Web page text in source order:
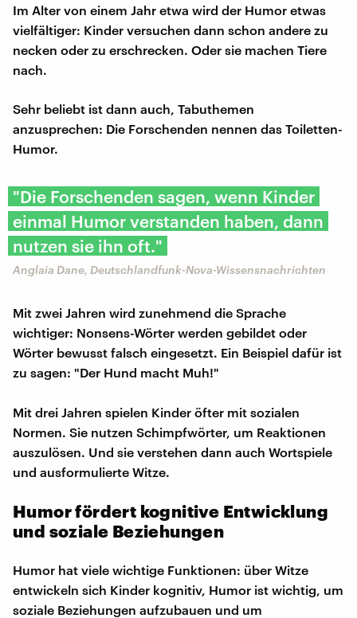
Im Alter von einem Jahr etwa wird der Humor etwas
vielfältiger: Kinder versuchen dann schon andere zu
necken oder zu erschrecken. Oder sie machen Tiere
nach.
Sehr beliebt ist dann auch, Tabuthemen
anzusprechen: Die Forschenden nennen das Toiletten-
Humor.
"Die Forschenden sagen, wenn Kinder
einmal Humor verstanden haben, dann
nutzen sie ihn oft."
Anglaia Dane, Deutschlandfunk-Nova-Wissensnachrichten
Mit zwei Jahren wird zunehmend die Sprache
wichtiger: Nonsens-Wörter werden gebildet oder
Wörter bewusst falsch eingesetzt. Ein Beispiel dafür ist
zu sagen: "Der Hund macht Muh!"
Mit drei Jahren spielen Kinder öfter mit sozialen
Normen. Sie nutzen Schimpfwörter, um Reaktionen
auszulösen. Und sie verstehen dann auch Wortspiele
und ausformulierte Witze.
Humor fördert kognitive Entwicklung
und soziale Beziehungen
Humor hat viele wichtige Funktionen: über Witze
entwickeln sich Kinder kognitiv, Humor ist wichtig, um
soziale Beziehungen aufzubauen und um